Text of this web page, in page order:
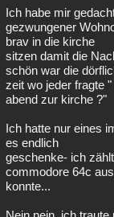
Ich habe mir
gezwungener
brav in die kirche
sitzen damit die
schön war die
zeit wo jeder fragte
abend zur kirche ?"
Ich hatte nur eines
es endlich
geschenke- ich
commodore 64c
konnte...